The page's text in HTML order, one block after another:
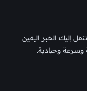
إليك الخبر اليقين
وسرعة وحيادية.